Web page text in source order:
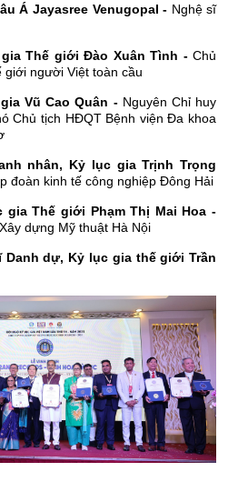
Á Jayasree Venugopal - Nghệ sĩ
Thế giới Đào Xuân Tình -Chủ
giới người Việt toàn cầu
Vũ Cao Quân -Nguyên Chỉ huy
Chủ tịch HĐQT Bệnh viện Đa khoa
nhân, Kỷ lục gia Trịnh Trọng
đoàn kinh tế công nghiệp Đông Hải
gia Thế giới Phạm Thị Mai Hoa -
dựng Mỹ thuật Hà Nội
Danh dự, Kỷ lục gia thế giới Trần